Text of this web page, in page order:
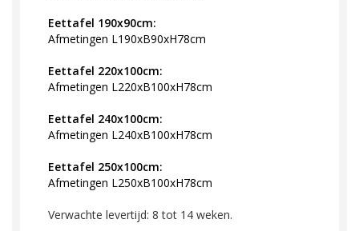
Eettafel 190x90cm:
Afmetingen L190xB90xH78cm
Eettafel 220x100cm:
Afmetingen L220xB100xH78cm
Eettafel 240x100cm:
Afmetingen L240xB100xH78cm
Eettafel 250x100cm:
Afmetingen L250xB100xH78cm
Verwachte levertijd: 8 tot 14 weken.